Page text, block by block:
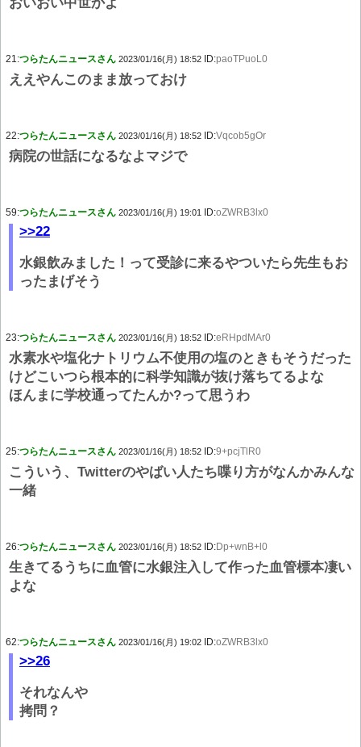
21:つらたんニュースさん 2023/01/16(月) 18:52 ID:paoTPuoL0
ええやんこのまま放っておけ
22:つらたんニュースさん 2023/01/16(月) 18:52 ID:Vqcob5gOr
病院の世話になるなよマジで
59:つらたんニュースさん 2023/01/16(月) 19:01 ID:oZWRB3lx0
>>22
水銀飲みました！って受診に来るやついたら先生もお
ったまげそう
23:つらたんニュースさん 2023/01/16(月) 18:52 ID:eRHpdMAr0
水素水や塩化ナトリウム不使用の塩のときもそうだった
けどこいつら根本的に科学知識が抜け落ちてるよな
ほんまに学校通ってたんか?って思うわ
25:つらたんニュースさん 2023/01/16(月) 18:52 ID:9+pcjTlR0
こういう、Twitterのやばい人たち喋り方がなんかみんな
一緒
26:つらたんニュースさん 2023/01/16(月) 18:52 ID:Dp+wnB+l0
生きてるうちに血管に水銀注入して作った血管標本凄い
よな
62:つらたんニュースさん 2023/01/16(月) 19:02 ID:oZWRB3lx0
>>26
それなんや
拷問？